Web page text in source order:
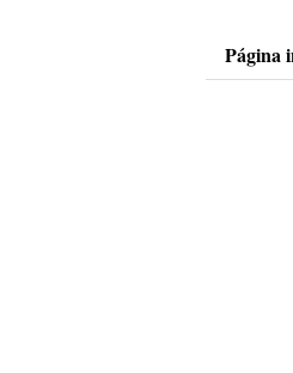
Página